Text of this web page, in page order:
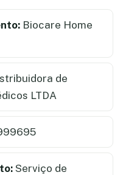
Biocare Home
de
LTDA
Serviço de